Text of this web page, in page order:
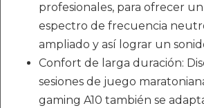
profesionales, para ofrecer
espectro de frecuencia
ampliado y así lograr un
Confort de larga duración:
sesiones de juego
gaming A10 también se